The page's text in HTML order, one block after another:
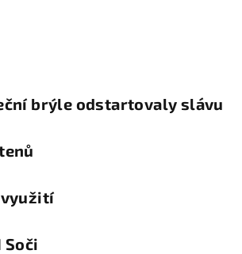
brýle odstartovaly slávu
využití
Soči